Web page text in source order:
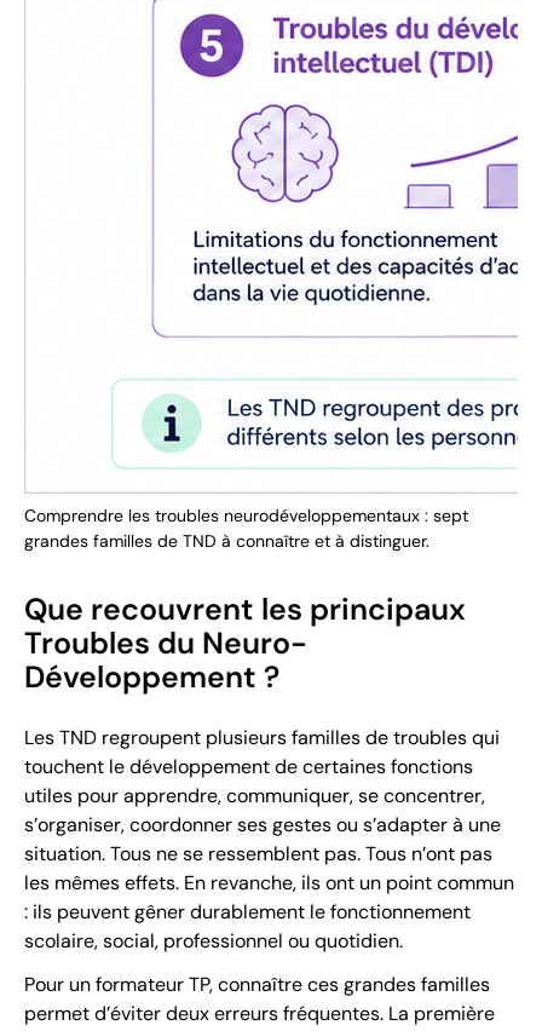
Comprendre les troubles neurodéveloppementaux : sept
grandes familles de TND à connaître et à distinguer.
Que recouvrent les principaux
Troubles du Neuro-
Développement ?
Les TND regroupent plusieurs familles de troubles qui
touchent le développement de certaines fonctions
utiles pour apprendre, communiquer, se concentrer,
s’organiser, coordonner ses gestes ou s’adapter à une
situation. Tous ne se ressemblent pas. Tous n’ont pas
les mêmes effets. En revanche, ils ont un point commun
: ils peuvent gêner durablement le fonctionnement
scolaire, social, professionnel ou quotidien.
Pour un formateur TP, connaître ces grandes familles
permet d’éviter deux erreurs fréquentes. La première